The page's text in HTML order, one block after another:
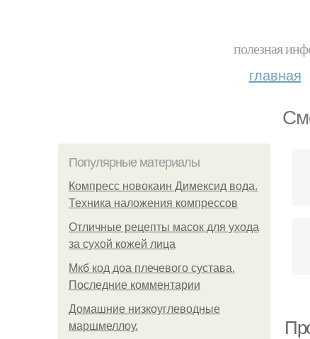
полезная
главная
Популярные материалы
Компресс новокаин Димексид вода.
Техника наложения компрессов
Отличные рецепты масок для ухода
за сухой кожей лица
Мкб код доа плечевого сустава.
Последние комментарии
Домашние низкоуглеводные
маршмеллоу.